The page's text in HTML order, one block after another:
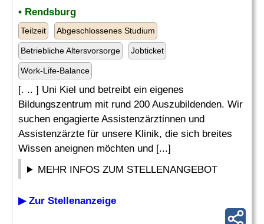
• Rendsburg
Teilzeit Abgeschlossenes Studium
Betriebliche Altersvorsorge Jobticket
Work-Life-Balance
[. .. ] Uni Kiel und betreibt ein eigenes
Bildungszentrum mit rund 200 Auszubildenden. Wir
suchen engagierte Assistenzärztinnen und
Assistenzärzte für unsere Klinik, die sich breites
Wissen aneignen möchten und [...]
MEHR INFOS ZUM STELLENANGEBOT
▶ Zur Stellenanzeige